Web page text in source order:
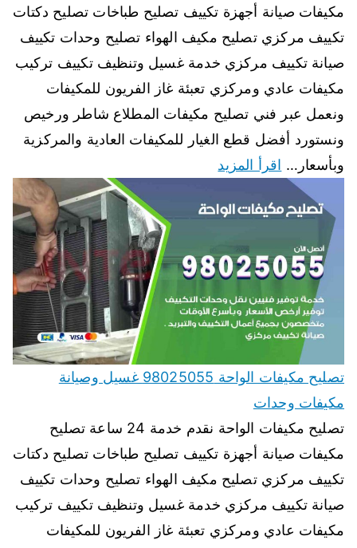
مكيفات صيانة أجهزة تكييف تصليح طباخات تصليح دكتات
تكييف مركزي تصليح مكيف الهواء تصليح وحدات تكييف
صيانة تكييف مركزي خدمة غسيل وتنظيف تكييف تركيب
مكيفات عادي ومركزي تعبئة غاز الفريون للمكيفات
ونعمل عبر فني تصليح مكيفات المطلاع شاطر ورخيص
ونستورد أفضل قطع الغيار للمكيفات العادية والمركزية
وبأسعار… اقرأ المزيد
تصليح مكيفات الواحة 98025055 غسيل وصيانة
مكيفات وحدات
تصليح مكيفات الواحة نقدم خدمة 24 ساعة تصليح
مكيفات صيانة أجهزة تكييف تصليح طباخات تصليح دكتات
تكييف مركزي تصليح مكيف الهواء تصليح وحدات تكييف
صيانة تكييف مركزي خدمة غسيل وتنظيف تكييف تركيب
مكيفات عادي ومركزي تعبئة غاز الفريون للمكيفات